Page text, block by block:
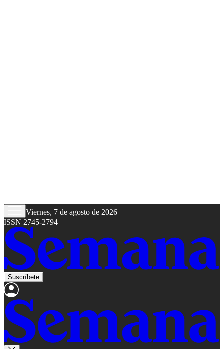
Viernes, 7 de agosto de 2026
ISSN 2745-2794
Suscríbete